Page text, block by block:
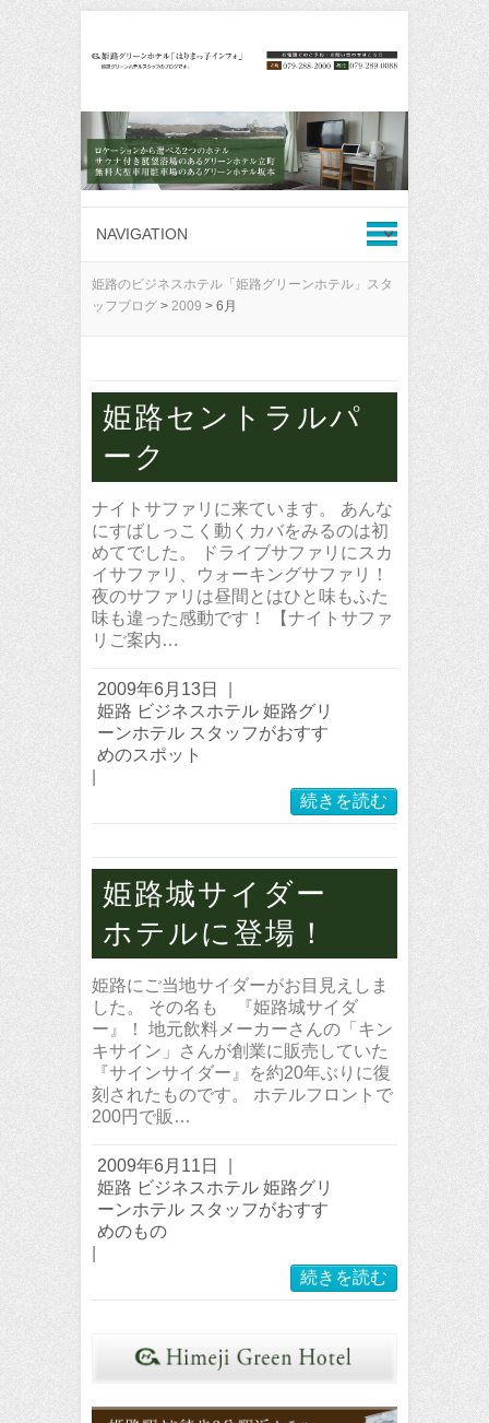
姫路のビジネスホテル「姫路グリーンホテル」スタ
ッフブログ > 2009 > 6月
姫路セントラルパ
ーク
ナイトサファリに来ています。 あんな
にすばしっこく動くカバをみるのは初
めてでした。 ドライブサファリにスカ
イサファリ、ウォーキングサファリ！
夜のサファリは昼間とはひと味もふた
味も違った感動です！ 【ナイトサファ
リご案内…
2009年6月13日
姫路 ビジネスホテル 姫路グリ
ーンホテル スタッフがおすす
めのスポット
続きを読む
姫路城サイダー
ホテルに登場！
姫路にご当地サイダーがお目見えしま
した。 その名も 『姫路城サイダ
ー』！ 地元飲料メーカーさんの「キン
キサイン」さんが創業に販売していた
『サインサイダー』を約20年ぶりに復
刻されたものです。 ホテルフロントで
200円で販…
2009年6月11日
姫路 ビジネスホテル 姫路グリ
ーンホテル スタッフがおすす
めのもの
続きを読む